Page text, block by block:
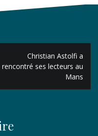
Christian Astolfi a
rencontré ses lecteurs au
Mans